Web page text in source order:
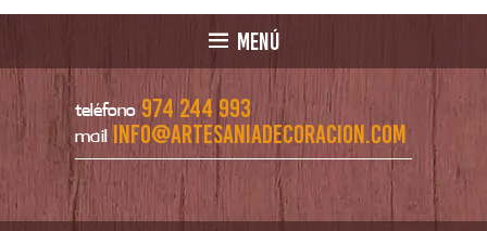
MENÚ
teléfono 974 244 993
mail info@artesaniadecoracion.com